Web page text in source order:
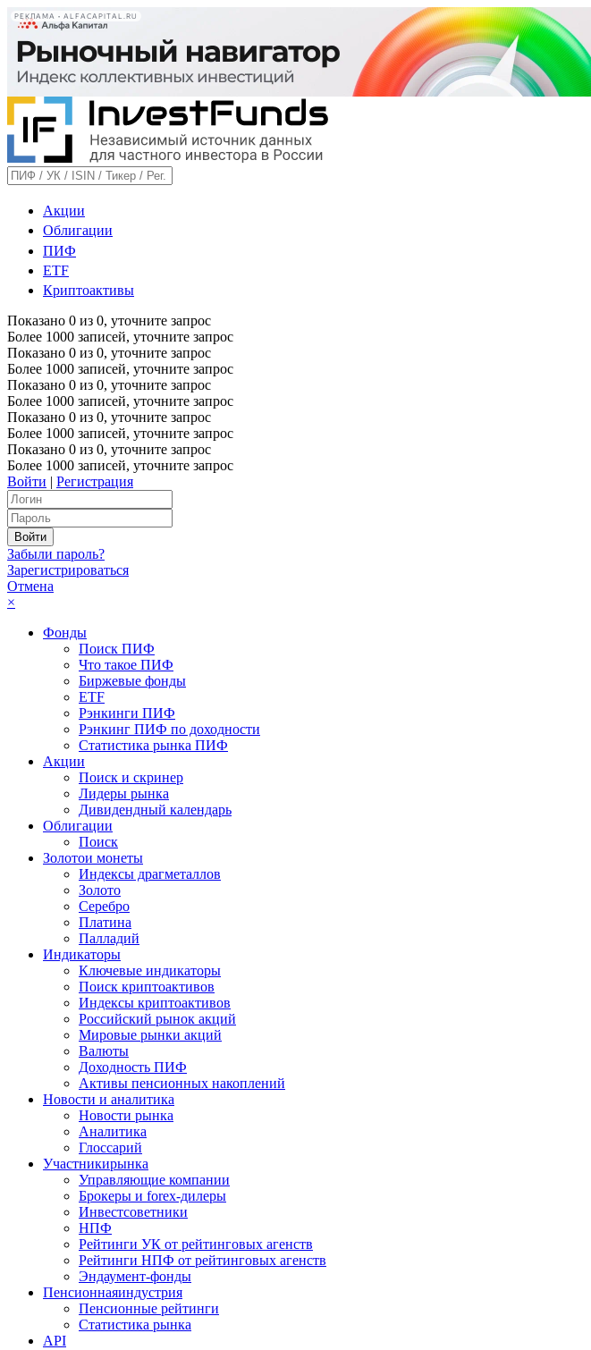
РЕКЛАМА • ALFACAPITAL.RU
Акции
Облигации
ПИФ
ETF
Криптоактивы
Показано 0 из 0, уточните запрос
Более 1000 записей, уточните запрос
Показано 0 из 0, уточните запрос
Более 1000 записей, уточните запрос
Показано 0 из 0, уточните запрос
Более 1000 записей, уточните запрос
Показано 0 из 0, уточните запрос
Более 1000 записей, уточните запрос
Показано 0 из 0, уточните запрос
Более 1000 записей, уточните запрос
Войти | Регистрация
Забыли пароль?
Зарегистрироваться
Отмена
×
Фонды
Поиск ПИФ
Что такое ПИФ
Биржевые фонды
ETF
Рэнкинги ПИФ
Рэнкинг ПИФ по доходности
Статистика рынка ПИФ
Акции
Поиск и скринер
Лидеры рынка
Дивидендный календарь
Облигации
Поиск
Золотои монеты
Индексы драгметаллов
Золото
Серебро
Платина
Палладий
Индикаторы
Ключевые индикаторы
Поиск криптоактивов
Индексы криптоактивов
Российский рынок акций
Мировые рынки акций
Валюты
Доходность ПИФ
Активы пенсионных накоплений
Новости и аналитика
Новости рынка
Аналитика
Глоссарий
Участникирынка
Управляющие компании
Брокеры и forex-дилеры
Инвестсоветники
НПФ
Рейтинги УК от рейтинговых агенств
Рейтинги НПФ от рейтинговых агенств
Эндаумент-фонды
Пенсионнаяиндустрия
Пенсионные рейтинги
Статистика рынка
API